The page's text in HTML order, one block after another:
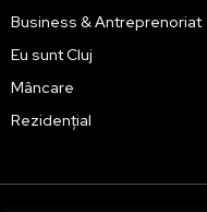
Business & Antreprenoriat
Eu sunt Cluj
Mâncare
Rezidențial